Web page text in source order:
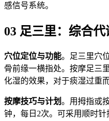
感信号系统。
03 足三里：综合
穴位定位与功能。足三里穴
骨前缘一横指处。按摩足三
化湿的效果，对于痰湿过重
按摩技巧与计划。用拇指或
钟，每日2次。可采用顺时